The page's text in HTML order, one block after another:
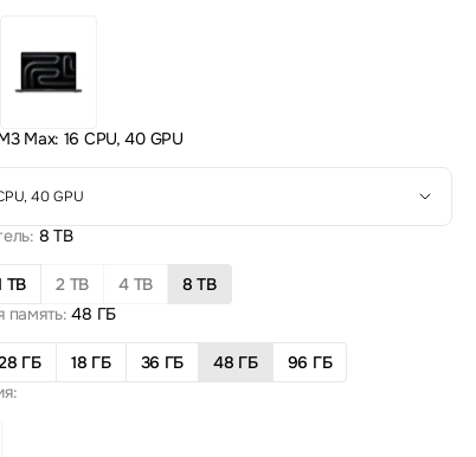
Max: 16 CPU, 40 GPU
40 GPU
8 TB
TB 2 TB 4 TB
8 TB
память: 48 ГБ
ГБ 18 ГБ 36 ГБ 48 ГБ
96 ГБ